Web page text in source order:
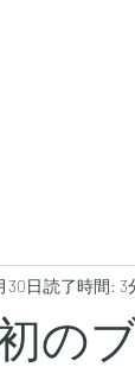
の
30日読了時間: 3